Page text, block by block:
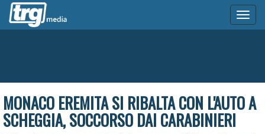
MONACO EREMITA SI RIBALTA CON L'AUTO A
SCHEGGIA, SOCCORSO DAI CARABINIERI